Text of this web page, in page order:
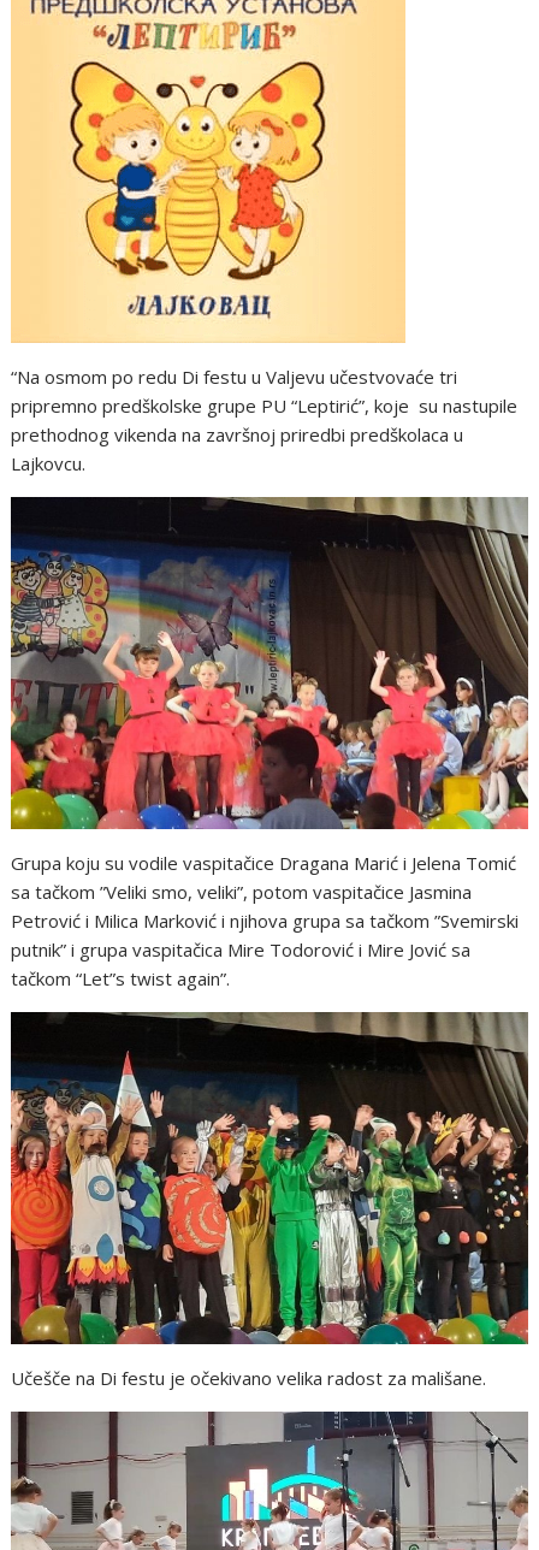
“Na osmom po redu Di festu u Valjevu učestvovaće tri
pripremno predškolske grupe PU “Leptirić”, koje su nastupile
prethodnog vikenda na završnoj priredbi predškolaca u
Lajkovcu.
Grupa koju su vodile vaspitačice Dragana Marić i Jelena Tomić
sa tačkom ”Veliki smo, veliki”, potom vaspitačice Jasmina
Petrović i Milica Marković i njihova grupa sa tačkom ”Svemirski
putnik” i grupa vaspitačica Mire Todorović i Mire Jović sa
tačkom “Let”s twist again”.
Učešče na Di festu je očekivano velika radost za mališane.